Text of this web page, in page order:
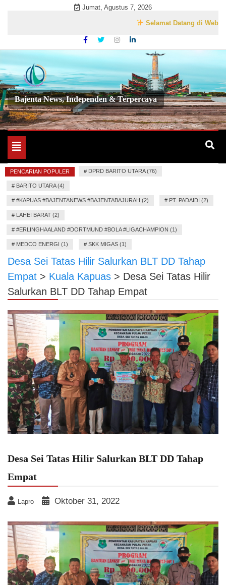
Jumat, Agustus 7, 2026
Selamat Datang di Website
Bajenta News, Independen & Terpercaya
Toggle
navigation
PENCARIAN POPULER # DPRD BARITO UTARA (76)
# BARITO UTARA (4)
# #KAPUAS #BAJENTANEWS #BAJENTABAJURAH (2) # PT. PADAIDI (2)
# LAHEI BARAT (2)
# #ERLINGHAALAND #DORTMUND #BOLA #LIGACHAMPION (1)
# MEDCO ENERGI (1) # SKK MIGAS (1)
Desa Sei Tatas Hilir Salurkan BLT DD Tahap
Empat > Kuala Kapuas > Desa Sei Tatas Hilir
Salurkan BLT DD Tahap Empat
Desa Sei Tatas Hilir Salurkan BLT DD Tahap
Empat
Lapro Oktober 31, 2022